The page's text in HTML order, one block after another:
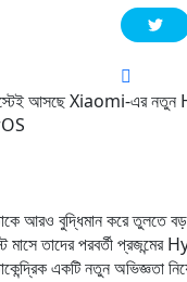
আরও বুদ্ধিমান করে
তাদের পরবর্তী
একটি নতুন অভিজ্ঞতা নিয়ে